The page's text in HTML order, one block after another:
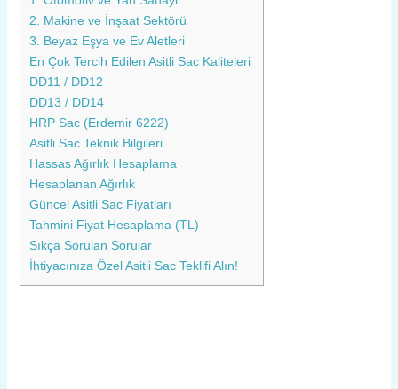
2. Makine ve İnşaat Sektörü
3. Beyaz Eşya ve Ev Aletleri
En Çok Tercih Edilen Asitli Sac Kaliteleri
DD11 / DD12
DD13 / DD14
HRP Sac (Erdemir 6222)
Asitli Sac Teknik Bilgileri
Hassas Ağırlık Hesaplama
Hesaplanan Ağırlık
Güncel Asitli Sac Fiyatları
Tahmini Fiyat Hesaplama (TL)
Sıkça Sorulan Sorular
İhtiyacınıza Özel Asitli Sac Teklifi Alın!